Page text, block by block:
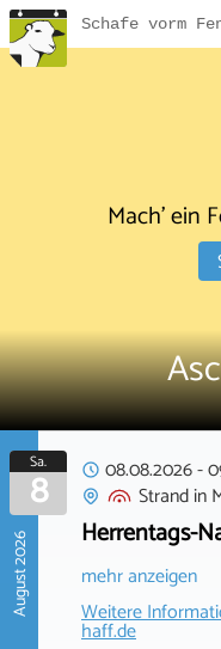
Schafe vorm
Mach' ein
August 2026
Sa.
8 08.08.2026-
Strandin
Herrentags-
mehr anzeigen
Weitere
haff.de